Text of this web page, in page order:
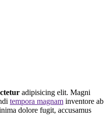
adipisicing elit. Magni
tempora magnam inventore ab
dolore fugit, accusamus